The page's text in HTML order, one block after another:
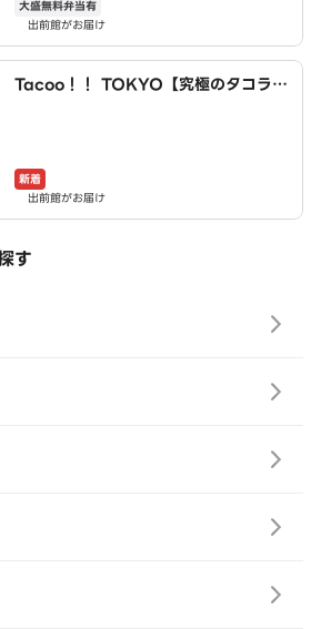
大盛無料弁当有
出前館がお届け
Tacoo！！ TOKYO【究極のタコライ
新着
出前館がお届け
す